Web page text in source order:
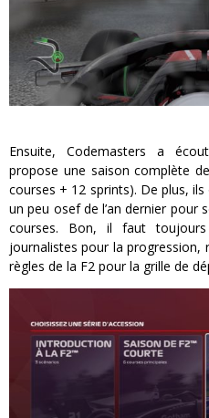
Ensuite, Codemasters a
propose une saison complète
courses + 12 sprints). De plus,
un peu osef de l’an dernier pour
courses. Bon, il faut
journalistes pour la progression,
règles de la F2 pour la grille de